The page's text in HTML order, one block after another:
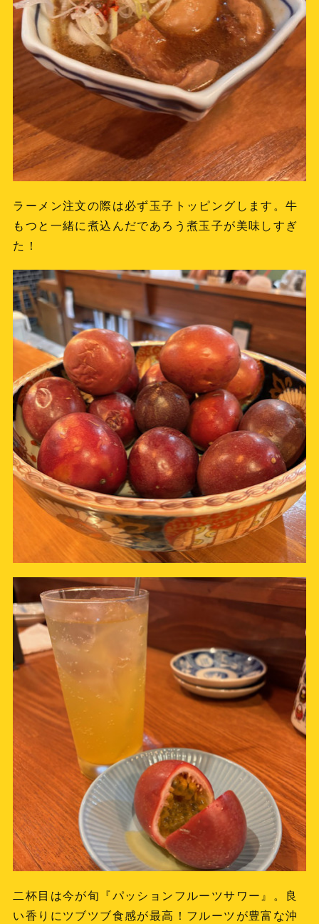
ラーメン注文の際は必ず玉子トッピングします。牛
もつと一緒に煮込んだであろう煮玉子が美味しすぎ
た！
二杯目は今が旬『パッションフルーツサワー』。良
い香りにツブツブ食感が最高！フルーツが豊富な沖